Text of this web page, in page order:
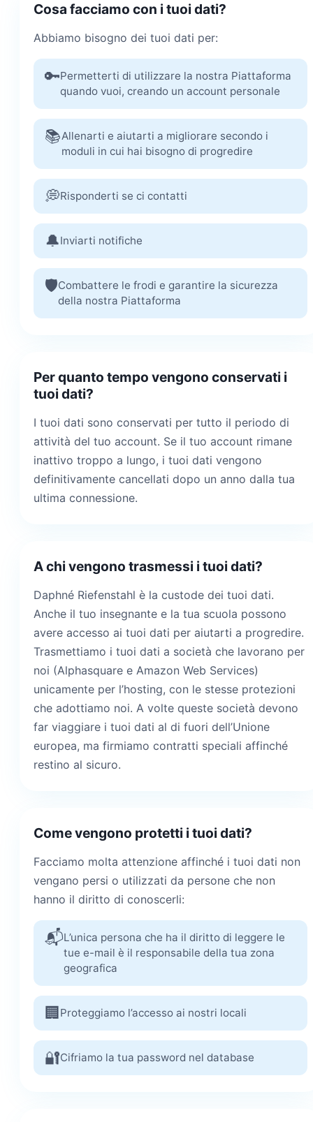
Cosa facciamo con i tuoi dati?
Abbiamo bisogno dei tuoi dati per:
🔑Permetterti di utilizzare la nostra Piattaforma
quando vuoi, creando un account personale
📚Allenarti e aiutarti a migliorare secondo i
moduli in cui hai bisogno di progredire
💭Risponderti se ci contatti
🔔Inviarti notifiche
🛡️Combattere le frodi e garantire la sicurezza
della nostra Piattaforma
Per quanto tempo vengono conservati i
tuoi dati?
I tuoi dati sono conservati per tutto il periodo di
attività del tuo account. Se il tuo account rimane
inattivo troppo a lungo, i tuoi dati vengono
definitivamente cancellati dopo un anno dalla tua
ultima connessione.
A chi vengono trasmessi i tuoi dati?
Daphné Riefenstahl è la custode dei tuoi dati.
Anche il tuo insegnante e la tua scuola possono
avere accesso ai tuoi dati per aiutarti a progredire.
Trasmettiamo i tuoi dati a società che lavorano per
noi (Alphasquare e Amazon Web Services)
unicamente per l’hosting, con le stesse protezioni
che adottiamo noi. A volte queste società devono
far viaggiare i tuoi dati al di fuori dell’Unione
europea, ma firmiamo contratti speciali affinché
restino al sicuro.
Come vengono protetti i tuoi dati?
Facciamo molta attenzione affinché i tuoi dati non
vengano persi o utilizzati da persone che non
hanno il diritto di conoscerli:
📬L’unica persona che ha il diritto di leggere le
tue e-mail è il responsabile della tua zona
geografica
🏢 Proteggiamo l’accesso ai nostri locali
🔐Cifriamo la tua password nel database